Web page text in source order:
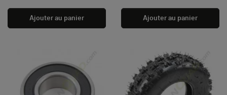
Ajouter au panier Ajouter au panier